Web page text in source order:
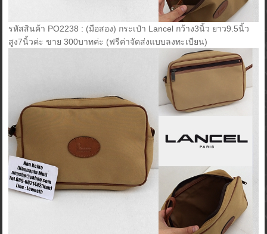
รหัสสินค้า PO2238 : (มือสอง) กระเป๋า Lancel กว้าง3นิ้ว ยาว9.5นิ้ว
สูง7นิ้วค่ะ ขาย 300บาทค่ะ (ฟรีค่าจัดส่งแบบลงทะเบียน)